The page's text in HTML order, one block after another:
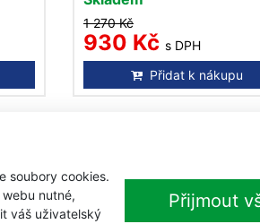
soubory cookies.
nutné,
váš uživatelský
Přijmout
1 270 Kč
930 Kč s DPH
Přidat k nákupu